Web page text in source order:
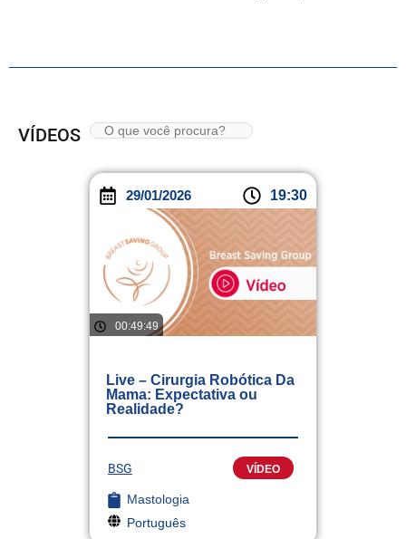
VÍDEOS
29/01/2026 19:30
00:49:49
Live – Cirurgia Robótica Da
Mama: Expectativa ou
Realidade?
BSG VÍDEO
Mastologia
Português